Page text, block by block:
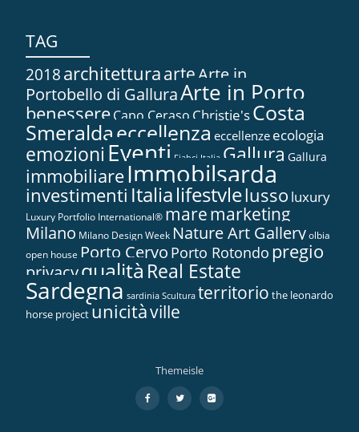
TAG
2018architetturaarteArte in...
Portobello di GalluraArte in Porto
benessereCapo Ceraso Christie'sCosta
Smeraldaeccellenza eccellenze ecologia
emozioni Eventi Fiabci Italia Gallura Gallura
immobiliareImmobilsarda
investimenti Italialifestylelusso luxury
Luxury Portfolio International® maremarketing
Milano Milano Design Week Nature Art Galleryolbia
open house Porto Cervo Porto Rotondo pregio
privacyqualità Real Estate
Sardegna sardinia Scultura territorio the leonardo
horse project unicitàville
Themeisle
fa-
facebook
fa-
twitter
fa-
google-